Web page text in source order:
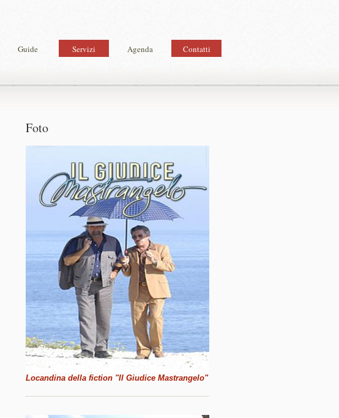
Guide Servizi Agenda Contatti
Foto
Locandina della fiction "Il Giudice Mastrangelo"